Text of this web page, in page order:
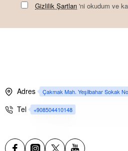
Gizlilik Şartları 'ni okudum ve
Adres Çakmak Mah. Yeşilbahar Sokak
Tel +908504410148